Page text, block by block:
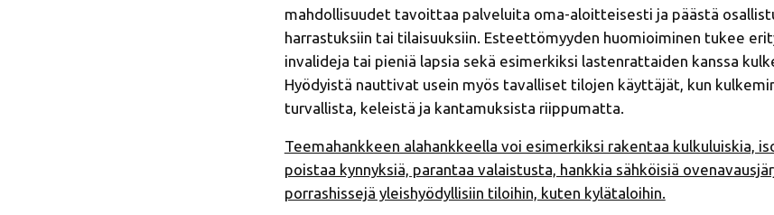
mahdollisuudet tavoittaa palveluita oma-aloitteisesti ja päästä
harrastuksiin tai tilaisuuksiin. Esteettömyyden huomioiminen tukee
invalideja tai pieniä lapsia sekä esimerkiksi lastenrattaiden kanssa
Hyödyistä nauttivat usein myös tavalliset tilojen käyttäjät, kun
turvallista, keleistä ja kantamuksista riippumatta.
Teemahankkeen alahankkeella voi esimerkiksi rakentaa kulkuluiskia,
poistaa kynnyksiä, parantaa valaistusta, hankkia sähköisiä
porrashissejä yleishyödyllisiin tiloihin, kuten kylätaloihin.